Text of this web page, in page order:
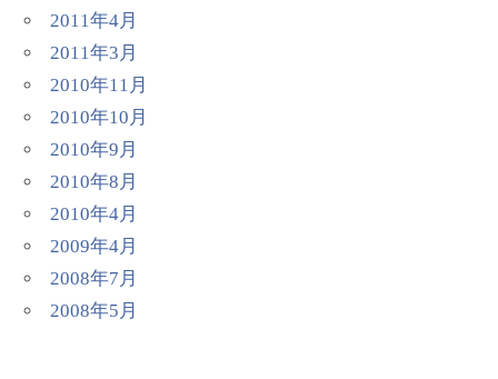
2011年4月
2011年3月
2010年11月
2010年10月
2010年9月
2010年8月
2010年4月
2009年4月
2008年7月
2008年5月